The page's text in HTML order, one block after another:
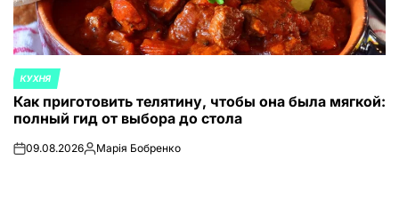
ОПУБЛИКОВАНО
В
КУХНЯ
Как приготовить телятину, чтобы она была мягкой:
полный гид от выбора до стола
on09.08.2026Запись
Марія Бобренко